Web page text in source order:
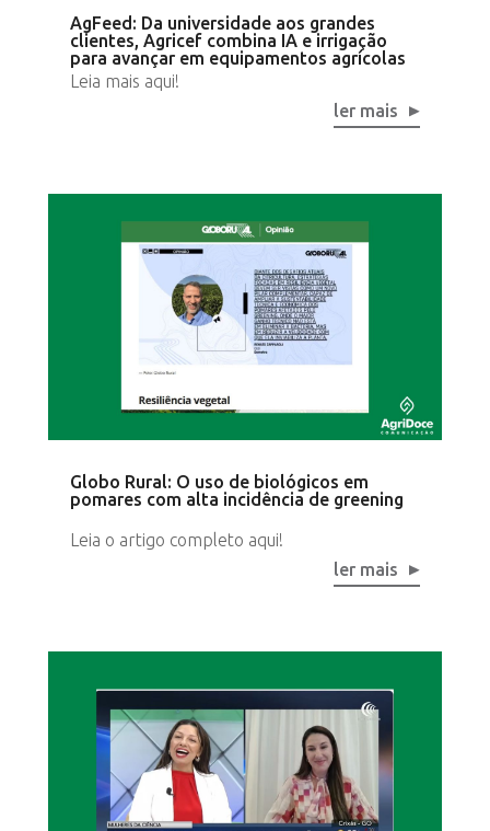
AgFeed: Da universidade aos grandes
clientes, Agricef combina IA e irrigação
para avançar em equipamentos agrícolas
Leia mais aqui!
ler mais
Globo Rural: O uso de biológicos em
pomares com alta incidência de greening
Leia o artigo completo aqui!
ler mais